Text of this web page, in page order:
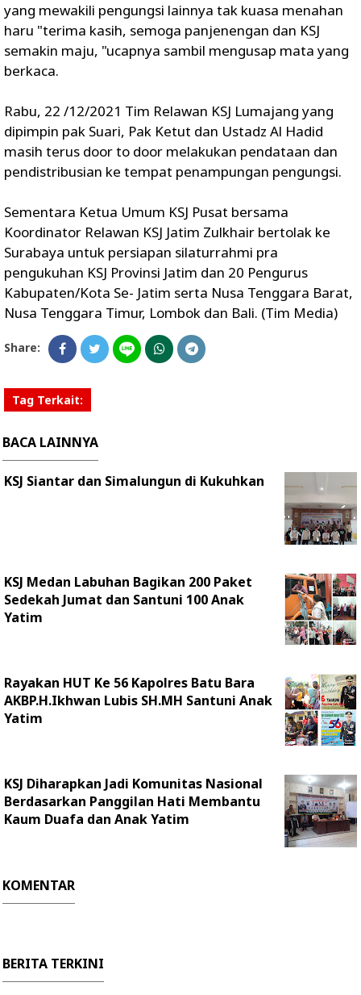
yang mewakili pengungsi lainnya tak kuasa menahan
haru "terima kasih, semoga panjenengan dan KSJ
semakin maju, "ucapnya sambil mengusap mata yang
berkaca.
Rabu, 22 /12/2021 Tim Relawan KSJ Lumajang yang
dipimpin pak Suari, Pak Ketut dan Ustadz Al Hadid
masih terus door to door melakukan pendataan dan
pendistribusian ke tempat penampungan pengungsi.
Sementara Ketua Umum KSJ Pusat bersama
Koordinator Relawan KSJ Jatim Zulkhair bertolak ke
Surabaya untuk persiapan silaturrahmi pra
pengukuhan KSJ Provinsi Jatim dan 20 Pengurus
Kabupaten/Kota Se- Jatim serta Nusa Tenggara Barat,
Nusa Tenggara Timur, Lombok dan Bali. (Tim Media)
Share:
Tag Terkait:
BACA LAINNYA
KSJ Siantar dan Simalungun di Kukuhkan
KSJ Medan Labuhan Bagikan 200 Paket
Sedekah Jumat dan Santuni 100 Anak
Yatim
Rayakan HUT Ke 56 Kapolres Batu Bara
AKBP.H.Ikhwan Lubis SH.MH Santuni Anak
Yatim
KSJ Diharapkan Jadi Komunitas Nasional
Berdasarkan Panggilan Hati Membantu
Kaum Duafa dan Anak Yatim
KOMENTAR
BERITA TERKINI